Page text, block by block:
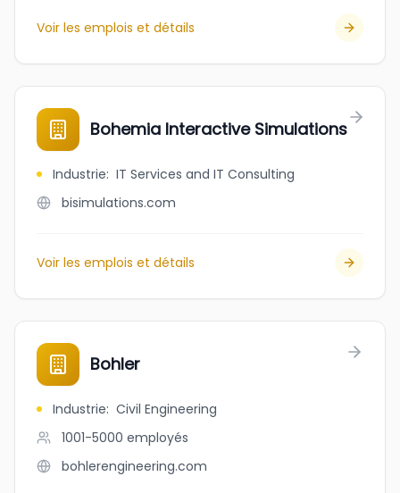
Voir les emplois et détails
Bohemia Interactive Simulations
Industrie: IT Services and IT Consulting
bisimulations.com
Voir les emplois et détails
Bohler
Industrie: Civil Engineering
1001-5000 employés
bohlerengineering.com